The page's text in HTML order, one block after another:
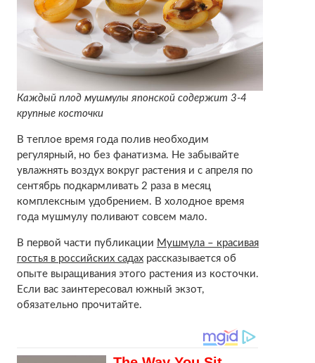
Каждый плод мушмулы японской содержит 3-4
крупные косточки
В теплое время года полив необходим
регулярный, но без фанатизма. Не забывайте
увлажнять воздух вокруг растения и с апреля по
сентябрь подкармливать 2 раза в месяц
комплексным удобрением. В холодное время
года мушмулу поливают совсем мало.
В первой части публикации Мушмула – красивая
гостья в российских садахрассказывается об
опыте выращивания этого растения из косточки.
Если вас заинтересовал южный экзот,
обязательно прочитайте.